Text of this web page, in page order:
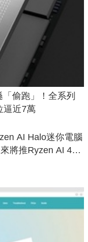
偷跑」！全系列
逼近7萬
AI Halo迷你電腦
將推Ryzen AI 400